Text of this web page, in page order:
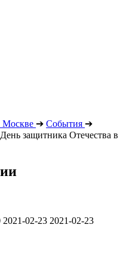
➔ События ➔
День защитника Отечества в
2021-02-23 2021-02-23